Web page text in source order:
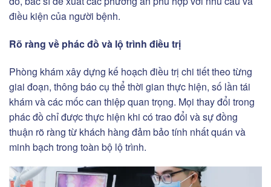
điều kiện của người bệnh.
Rõ ràng về phác đồ và lộ trình điều trị
Phòng khám xây dựng kế hoạch điều trị chi tiết theo từng
giai đoạn, thông báo cụ thể thời gian thực hiện, số lần tái
khám và các mốc can thiệp quan trọng. Mọi thay đổi trong
phác đồ chỉ được thực hiện khi có trao đổi và sự đồng
thuận rõ ràng từ khách hàng đảm bảo tính nhất quán và
minh bạch trong toàn bộ lộ trình.